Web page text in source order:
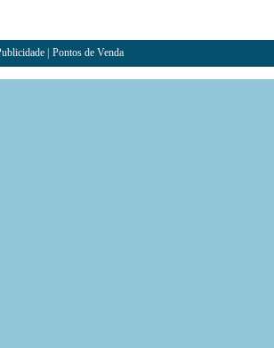
Pontos de Venda